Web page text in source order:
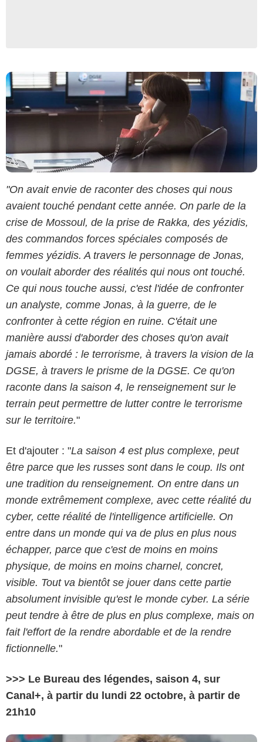
"On avait envie de raconter des choses qui nous
avaient touché pendant cette année. On parle de la
crise de Mossoul, de la prise de Rakka, des yézidis,
des commandos forces spéciales composés de
femmes yézidis. A travers le personnage de Jonas,
on voulait aborder des réalités qui nous ont touché.
Ce qui nous touche aussi, c'est l'idée de confronter
un analyste, comme Jonas, à la guerre, de le
confronter à cette région en ruine. C'était une
manière aussi d'aborder des choses qu'on avait
jamais abordé : le terrorisme, à travers la vision de la
DGSE, à travers le prisme de la DGSE. Ce qu'on
raconte dans la saison 4, le renseignement sur le
terrain peut permettre de lutter contre le terrorisme
sur le territoire."
Et d'ajouter : "La saison 4 est plus complexe, peut
être parce que les russes sont dans le coup. Ils ont
une tradition du renseignement. On entre dans un
monde extrêmement complexe, avec cette réalité du
cyber, cette réalité de l'intelligence artificielle. On
entre dans un monde qui va de plus en plus nous
échapper, parce que c'est de moins en moins
physique, de moins en moins charnel, concret,
visible. Tout va bientôt se jouer dans cette partie
absolument invisible qu'est le monde cyber. La série
peut tendre à être de plus en plus complexe, mais on
fait l'effort de la rendre abordable et de la rendre
fictionnelle."
>>> Le Bureau des légendes, saison 4, sur
Canal+, à partir du lundi 22 octobre, à partir de
21h10